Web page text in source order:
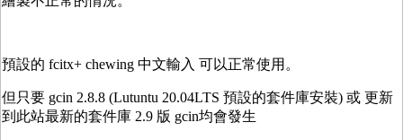
預設的 fcitx+ chewing 中文輸入 可以正常使用。
但只要 gcin 2.8.8 (Lutuntu 20.04LTS 預設的套件庫安裝) 或 更新
到此站最新的套件庫 2.9 版 gcin均會發生